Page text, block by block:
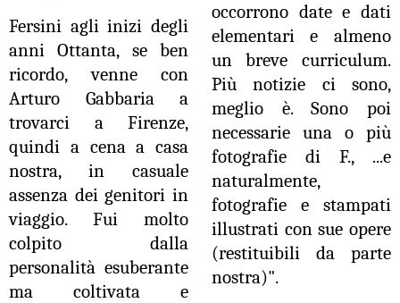
Fersini agli inizi degli
anni Ottanta, se ben
ricordo, venne con
Arturo Gabbaria a
trovarci a Firenze,
quindi a cena a casa
nostra, in casuale
assenza dei genitori in
viaggio. Fui molto
colpito dalla
personalità esuberante
ma coltivata e
occorrono date e dati
elementari e almeno
un breve curriculum.
Più notizie ci sono,
meglio è. Sono poi
necessarie una o più
fotografie di F., ...e
naturalmente,
fotografie e stampati
illustrati con sue opere
(restituibili da parte
nostra)".